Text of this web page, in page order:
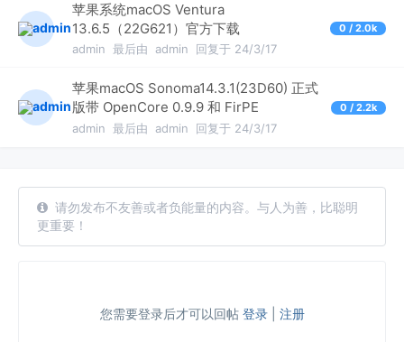
苹果系统macOS Ventura
13.6.5（22G621）官方下载
admin 最后由 admin 回复于 24/3/17
0 / 2.0k
苹果macOS Sonoma14.3.1(23D60) 正式
版带 OpenCore 0.9.9 和 FirPE
admin 最后由 admin 回复于 24/3/17
0 / 2.2k
请勿发布不友善或者负能量的内容。与人为善，比聪明
更重要！
您需要登录后才可以回帖 登录| 注册